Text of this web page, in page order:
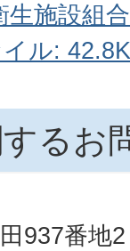
生施設組
ル:
るお
937番地2